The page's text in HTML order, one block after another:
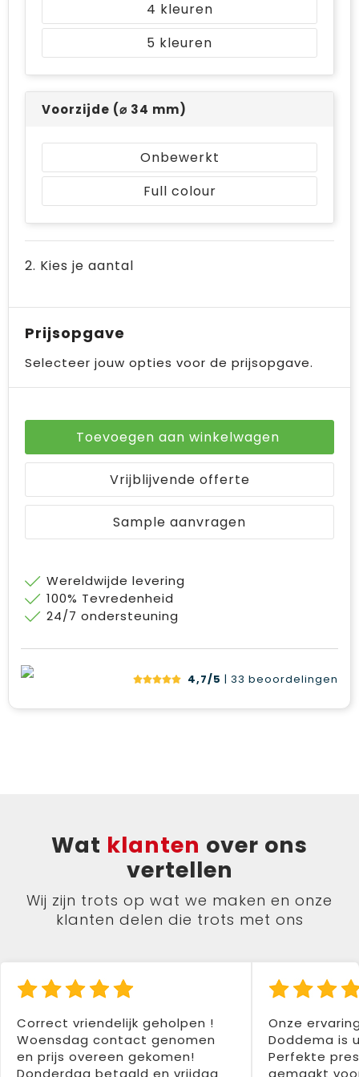
Ondergoed en Sokken
Ademhalingsbescherming
Laptop hoezen en tassen
Schoudertassen
4
5
Voorzijde (⌀ 34 mm)
Onbewerkt
Full colour
2. Kies je aantal
Prijsopgave
Selecteer jouw opties voor de prijsopgave.
Toevoegen aan winkelwagen
Vrijblijvende offerte
Sample aanvragen
Wereldwijde levering
100% Tevredenheid
24/7 ondersteuning
4,7/5 | 33 beoordelingen
Wat klanten over ons
vertellen
Wij zijn trots op wat we maken en onze
klanten delen die trots met ons
Correct vriendelijk geholpen !
Woensdag contact genomen
en prijs overeen gekomen!
Donderdag betaald en vrijdag
Onze
Doddema is
Perfekte
gemaakt